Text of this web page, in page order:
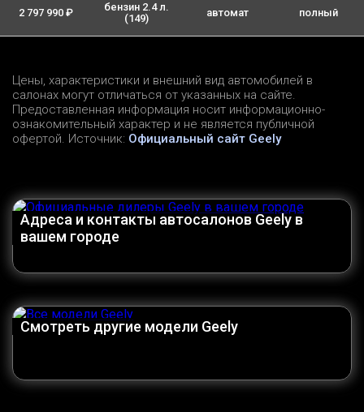
2 797 990 ₽
бензин 2.4 л.
(149)
автомат полный
Цены, характеристики и внешний вид автомобилей в
салонах могут отличаться от указанных на сайте.
Предоставленная информация носит информационно-
ознакомительный характер и не является публичной
офертой. Источник: Официальный сайт Geely
Адреса и контакты автосалонов Geely в
вашем городе
Смотреть другие модели Geely